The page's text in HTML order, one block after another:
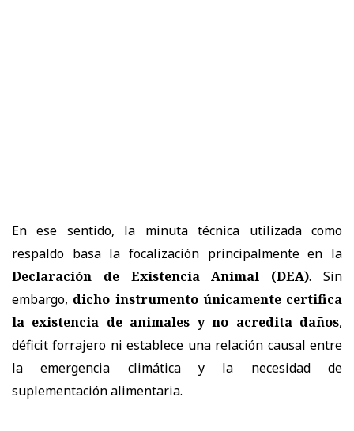
En ese sentido, la minuta técnica utilizada como
respaldo basa la focalización principalmente en la
Declaración de Existencia Animal (DEA). Sin
embargo, dicho instrumento únicamente certifica
la existencia de animales y no acredita daños,
déficit forrajero ni establece una relación causal entre
la emergencia climática y la necesidad de
suplementación alimentaria.